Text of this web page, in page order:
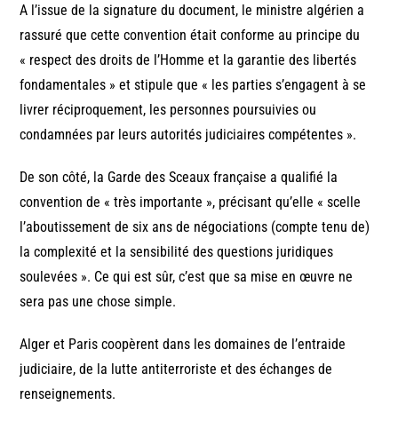
A l’issue de la signature du document, le ministre algérien a
rassuré que cette convention était conforme au principe du
« respect des droits de l’Homme et la garantie des libertés
fondamentales » et stipule que « les parties s’engagent à se
livrer réciproquement, les personnes poursuivies ou
condamnées par leurs autorités judiciaires compétentes ».
De son côté, la Garde des Sceaux française a qualifié la
convention de « très importante », précisant qu’elle « scelle
l’aboutissement de six ans de négociations (compte tenu de)
la complexité et la sensibilité des questions juridiques
soulevées ». Ce qui est sûr, c’est que sa mise en œuvre ne
sera pas une chose simple.
Alger et Paris coopèrent dans les domaines de l’entraide
judiciaire, de la lutte antiterroriste et des échanges de
renseignements.